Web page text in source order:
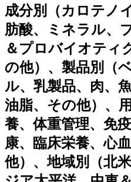
成分別（カロテノ
肪酸、ミネラル、
＆プロバイオティ
の他）、製品別（
ル、乳製品、肉、
油脂、その他）、
養、体重管理、免
康、臨床栄養、心
他）、地域別（北